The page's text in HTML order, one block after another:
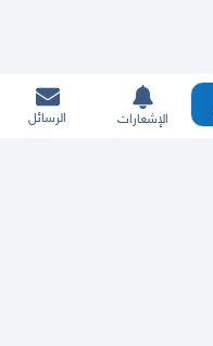
الإشعارات الرسائل